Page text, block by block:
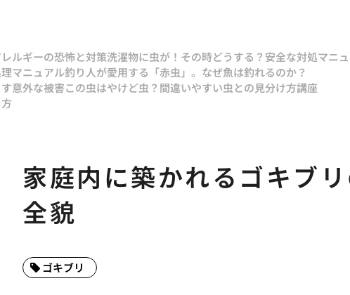
ルギーの恐怖と対策洗濯物に虫が！その時どうする？安全な対処マニ
マニュアル釣り人が愛用する「赤虫」。なぜ魚は釣れるのか？
意外な被害この虫はやけど虫？間違いやすい虫との見分け方講座
家庭内に築かれるゴキブ
全貌
ゴキブリ